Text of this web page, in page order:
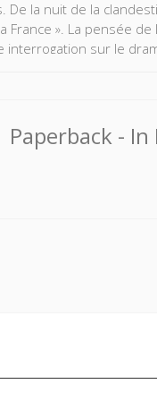
De la nuit de la
France ». La pensée
interrogation sur le
de l'enseignement
générale, les
de la jeunesse ou de
que les Quatrième
Paperback - In